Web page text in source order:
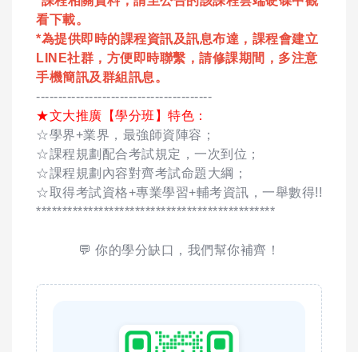
看下載。
*為提供即時的課程資訊及訊息布達，課程會建立
LINE社群，方便即時聯繫，請修課期間，多注意
手機簡訊及群組訊息。
----------------------------------------
★文大推廣【學分班】特色：
☆學界+業界，最強師資陣容；
☆課程規劃配合考試規定，一次到位；
☆課程規劃內容對齊考試命題大綱；
☆取得考試資格+專業學習+輔考資訊，一舉數得!!
**********************************************
💬 你的學分缺口，我們幫你補齊！